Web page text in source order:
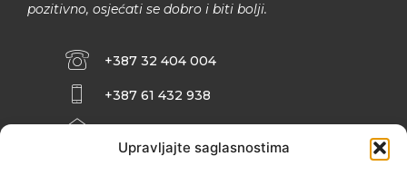
Upravljajte saglasnostima
pozitivno, osjećati se dobro i biti bolji.
+387 32 404 004
+387 61 432 938